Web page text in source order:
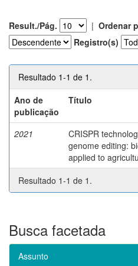
Result./Pág. | Ordenar
Registro(s)
Resultado 1-1 de 1.
Ano de
publicação
Título
2021
CRISPR
genome editing:
applied to
Resultado 1-1 de 1.
Busca facetada
Assunto